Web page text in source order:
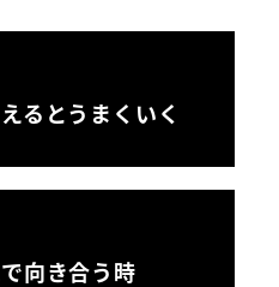
るとうまくいく
向き合う時